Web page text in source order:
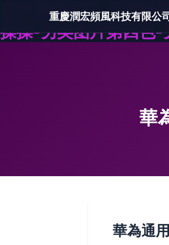
另类视频专区-另类
操操-另类图片第四色-
重慶潤宏頻風科技有限公
華
華為通